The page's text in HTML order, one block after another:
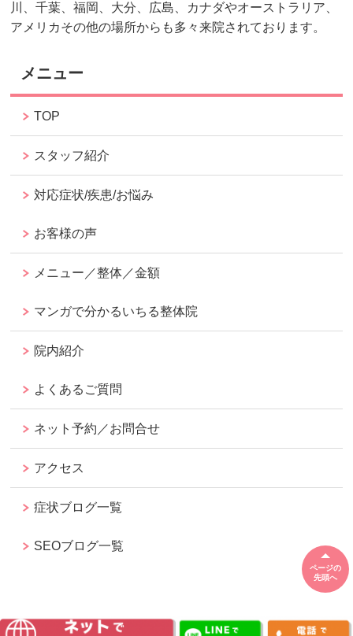
川、千葉、福岡、大分、広島、カナダやオーストラリア、
アメリカその他の場所からも多々来院されております。
メニュー
TOP
スタッフ紹介
対応症状/疾患/お悩み
お客様の声
メニュー／整体／金額
マンガで分かるいちる整体院
院内紹介
よくあるご質問
ネット予約／お問合せ
アクセス
症状ブログ一覧
SEOブログ一覧
ページの
先頭へ